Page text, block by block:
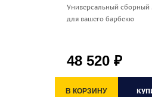
Универсальный
для вашего барбекю
48 520 ₽
В КОРЗИНУ